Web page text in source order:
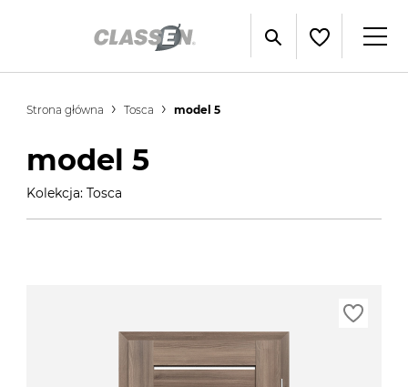
Strona główna Tosca model 5
model 5
Kolekcja: Tosca